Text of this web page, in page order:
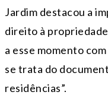
Jardim destacou a
direito à
a esse momento
se trata do
residências”.